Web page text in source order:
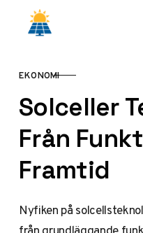
Hoppa till innehåll
KATEGORI
EKONOMI
Solceller
Från
Framtid
Nyfiken på